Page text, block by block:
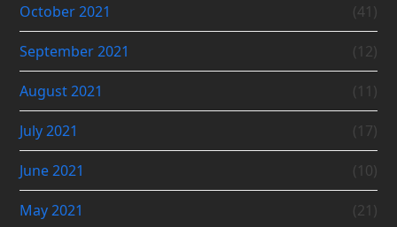
October 2021 (41)
September 2021 (12)
August 2021 (11)
July 2021 (17)
June 2021 (10)
May 2021 (21)